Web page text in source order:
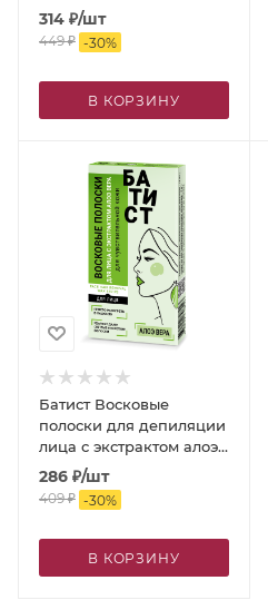
с маслом жожоба и
оливы
314 ₽/шт
449₽ -30%
В КОРЗИНУ
Батист Восковые
полоски для депиляции
лица с экстрактом алоэ
вера
286 ₽/шт
409₽ -30%
В КОРЗИНУ